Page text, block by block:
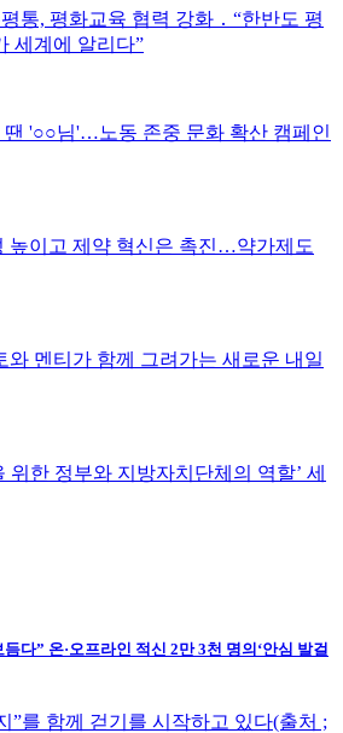
통, 평화교육 협력 강화 ․ “한반도 평
세계에 알리다”
땐 '○○님'…노동 존중 문화 확산 캠페인
높이고 제약 혁신은 촉진…약가제도
와 멘티가 함께 그려가는 새로운 내일
위한 정부와 지방자치단체의 역할’ 세
다” 온·오프라인 적신 2만 3천 명의‘안심 발걸
”를 함께 걷기를 시작하고 있다(출처 ;